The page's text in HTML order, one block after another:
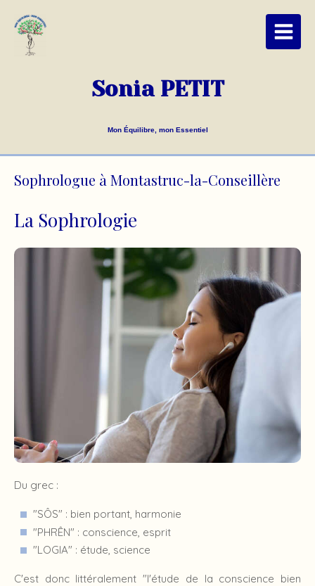
Sonia PETIT
Mon Équilibre, mon Essentiel
Sophrologue à Montastruc-la-Conseillère
La Sophrologie
Du grec :
"SÔS" : bien portant, harmonie
"PHRÊN" : conscience, esprit
"LOGIA" : étude, science
C'est donc littéralement "l'étude de la conscience bien